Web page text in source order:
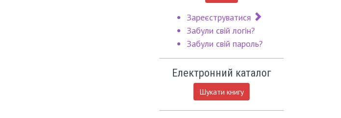
Зареєструватися
Забули свій логін?
Забули свій пароль?
Електронний каталог
Шукати книгу